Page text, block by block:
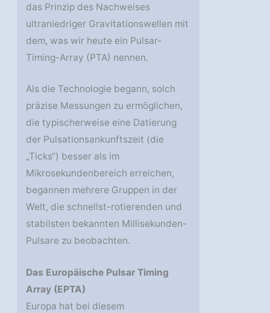
das Prinzip des Nachweises
ultraniedriger Gravitationswellen mit
dem, was wir heute ein Pulsar-
Timing-Array (PTA) nennen.
Als die Technologie begann, solch
präzise Messungen zu ermöglichen,
die typischerweise eine Datierung
der Pulsationsankunftszeit (die
„Ticks“) besser als im
Mikrosekundenbereich erreichen,
begannen mehrere Gruppen in der
Welt, die schnellst-rotierenden und
stabilsten bekannten Millisekunden-
Pulsare zu beobachten.
Das Europäische Pulsar Timing
Array (EPTA)
Europa hat bei diesem